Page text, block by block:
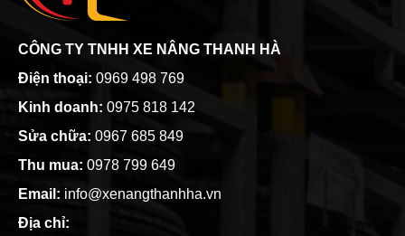
CÔNG TY TNHH XE NÂNG THANH HÀ
Điện thoại: 0969 498 769
Kinh doanh: 0975 818 142
Sửa chữa: 0967 685 849
Thu mua: 0978 799 649
Email: info@xenangthanhha.vn
Địa chỉ: